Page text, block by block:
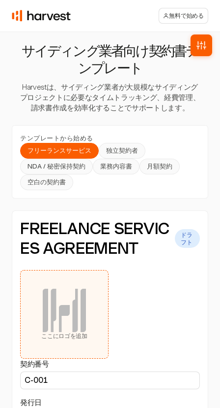
無料で始める
サイディング業者向け契約書テ
ンプレート
Harvestは、サイディング業者が大規模なサイディング
プロジェクトに必要なタイムトラッキング、経費管理、
請求書作成を効率化することでサポートします。
テンプレートから始める
フリーランスサービス
独立契約者
NDA / 秘密保持契約 業務内容書 月額契約
空白の契約書
FREELANCE SERVIC
ES AGREEMENT
ドラ
フト
ここにロゴを追加
契約番号
発行日